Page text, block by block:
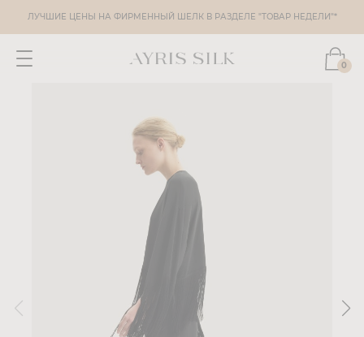
ЛУЧШИЕ ЦЕНЫ НА ФИРМЕННЫЙ ШЕЛК В РАЗДЕЛЕ "ТОВАР НЕДЕЛИ"*
0